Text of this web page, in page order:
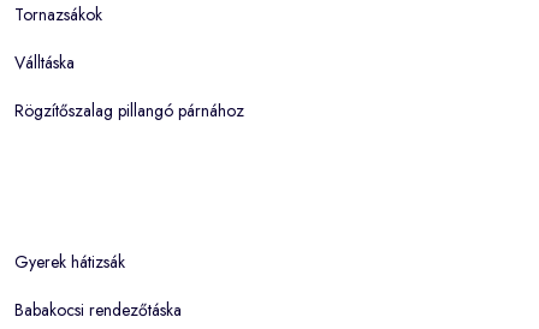
Tornazsákok
Válltáska
Rögzítőszalag pillangó párnához
Gyerek hátizsák
Babakocsi rendezőtáska